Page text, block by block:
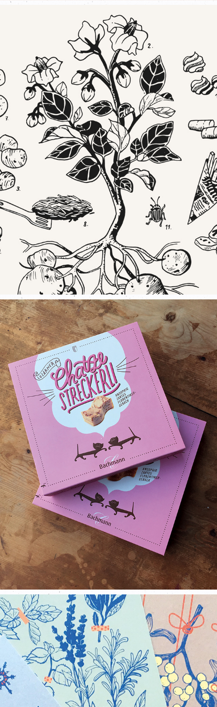
KARTOFFELSACK
LOZÄRNER CHATZESTRECKERLI